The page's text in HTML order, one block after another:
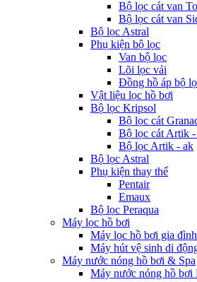
Bộ lọc cát van
Bộ lọc cát van
Bộ lọc Astral
Phụ kiện bộ lọc
Van bộ lọc
Lõi lọc vải
Đồng hồ áp bộ
Vật liệu lọc hồ bơi
Bộ lọc Kripsol
Bộ lọc cát
Bộ lọc cát Artik
Bộ lọc Artik - ak
Bộ lọc Astral
Phụ kiện thay thế
Pentair
Emaux
Bộ lọc Peraqua
Máy lọc hồ bơi
Máy lọc hồ bơi gia đình
Máy hút vệ sinh di
Máy nước nóng hồ bơi & Spa
Máy nước nóng hồ bơi